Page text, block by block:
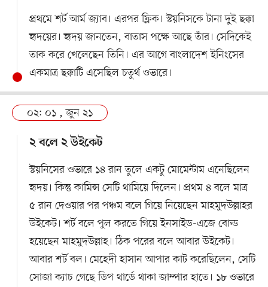
প্রথমে শর্ট আর্ম জ্যাব। এরপর ফ্লিক। স্টয়নিসকে টানা দুই ছক্কা
হৃদয়ের। হৃদয় জানতেন, বাতাস পক্ষে আছে তাঁর। সেদিকেই
তাক করে খেলেছেন তিনি। এর আগে বাংলাদেশ ইনিংসের
একমাত্র ছক্কাটি এসেছিল চতুর্থ ওভারে।
০২: ০১ , জুন ২১
২ বলে ২ উইকেট
স্টয়নিসের ওভারে ১৪ রান তুলে একটু মোমেন্টাম এনেছিলেন
হৃদয়। কিন্তু কামিন্স সেটি থামিয়ে দিলেন। প্রথম ৪ বলে মাত্র
৫ রান দেওয়ার পর পঞ্চম বলে গিয়ে নিয়েছেন মাহমুদউল্লাহর
উইকেট। শর্ট বলে পুল করতে গিয়ে ইনসাইড-এজে বোল্ড
হয়েছেন মাহমুদউল্লাহ। ঠিক পরের বলে আবার উইকেট।
আবার শর্ট বল। মেহেদী হাসান আপার কাট করেছিলেন, সেটি
সোজা ক্যাচ গেছে ডিপ থার্ডে থাকা জাম্পার হাতে। ১৮ ওভারে